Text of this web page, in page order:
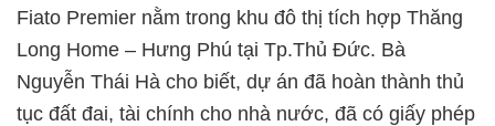
Fiato Premier nằm trong khu đô thị tích hợp Thăng
Long Home – Hưng Phú tại Tp.Thủ Đức. Bà
Nguyễn Thái Hà cho biết, dự án đã hoàn thành thủ
tục đất đai, tài chính cho nhà nước, đã có giấy phép